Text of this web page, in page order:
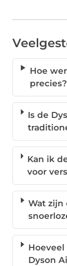
Hoe
precies?
Is de
Kan ik
voor
Wat zijn
Dyson